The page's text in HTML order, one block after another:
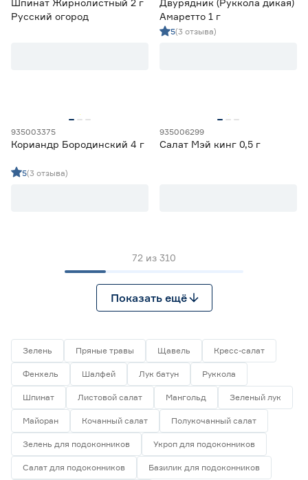
Шпинат Жирнолистный 2 г
Русский огород
Двурядник (Руккола дикая)
Амаретто 1 г
5(3 отзыва)
935003375
Кориандр Бородинский 4 г
5(3 отзыва)
935006299
Салат Мэй кинг 0,5 г
72 из 310
Показать ещё
Зелень Пряные травы Щавель Кресс-салат
Фенхель Шалфей Лук батун Руккола
Шпинат Листовой салат Мангольд Зеленый лук
Майоран Кочанный салат Полукочанный салат
Зелень для подоконников Укроп для подоконников
Салат для подоконников Базилик для подоконников